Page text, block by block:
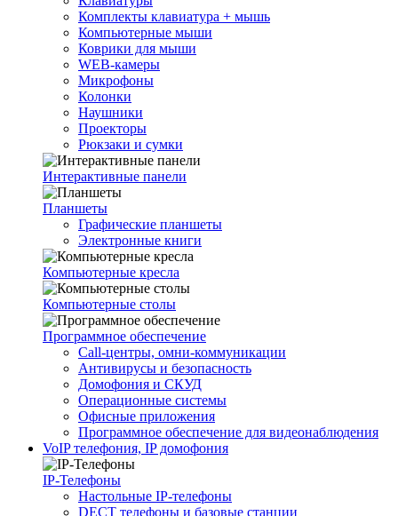
Комплекты клавиатура + мышь
Компьютерные мыши
Коврики для мыши
WEB-камеры
Микрофоны
Колонки
Наушники
Проекторы
Рюкзаки и сумки
Интерактивные панели
Планшеты
Графические планшеты
Электронные книги
Компьютерные кресла
Компьютерные столы
Программное обеспечение
Call-центры, омни-коммуникации
Антивирусы и безопасность
Домофония и СКУД
Операционные системы
Офисные приложения
Программное обеспечение для видеонаблюдения
VoIP телефония, IP домофония
IP-Телефоны
Настольные IP-телефоны
DECT телефоны и базовые станции